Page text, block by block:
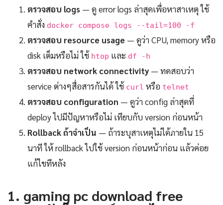
ตรวจสอบ logs — ดู error logs ล่าสุดเพื่อหาสาเหตุ ใช้
คำสั่ง docker compose logs --tail=100 -f
ตรวจสอบ resource usage — ดูว่า CPU, memory หรือ
disk เต็มหรือไม่ ใช้ htop และ df -h
ตรวจสอบ network connectivity — ทดสอบว่า
service ต่างๆสื่อสารกันได้ ใช้ curl หรือ telnet
ตรวจสอบ configuration — ดูว่า config ล่าสุดที่
deploy ไปมีปัญหาหรือไม่ เทียบกับ version ก่อนหน้า
Rollback ถ้าจำเป็น — ถ้าระบุสาเหตุไม่ได้ภายใน 15
นาที ให้ rollback ไปใช้ version ก่อนหน้าก่อน แล้วค่อย
แก้ไขทีหลัง
1. gaming pc download free